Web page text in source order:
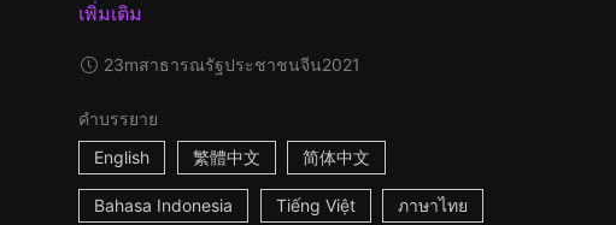
เพิ่มเติม
23mสาธารณรัฐประชาชนจีน2021
คำบรรยาย
English
繁體中文 简体中文
Bahasa Indonesia Tiếng Việt ภาษาไทย